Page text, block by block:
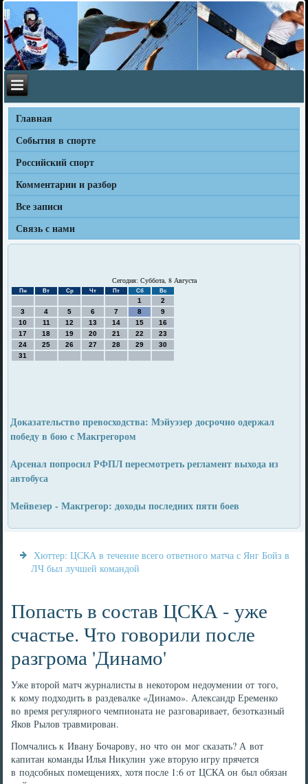
Главная
События в спорте
Российский спорт
Комментарии и разбор
Все записи
Связь с нами
Сегодня: Суббота, 8 Августа
Пн Вт Ср Чт Пт Сб Вс
1
2
3
4 5 6 7 8
9
10
11 12 13 14 15
16
17
18 19 20 21 22
23
24
25 26 27 28 29
30
31
Доказательство превосходства: Мэйуэзер досрочно одержал
победу в бою с Макгрегором
Арсенал попросил РФПЛ пересмотреть регламент выхода из
автобуса
Мейвезер - Макгрегор: доходы последних пяти боев
Хюттер: ЦСКА в течение всего ответного матча с Янг Бойз в
ЛЧ был лучшей командой
Попасть в состав ЦСКА - уже
счастье. Что говорили после
разгрома 'Динамо'
Уже второй матч журналисты в некотором недоумении от того,
к кому подходить в раздевалке «Динамо». Александр Еременко
во время регулярного чемпионата не разговаривает, безотказный
Яков Рылов травмирован.
Помчались к Ивану Бочарову, но что он мог сказать? А вот
капитан команды Илья Никулин уже вторую игру прячется
в подсобных помещениях, хотя после 1:6 от ЦСКА он был обязан